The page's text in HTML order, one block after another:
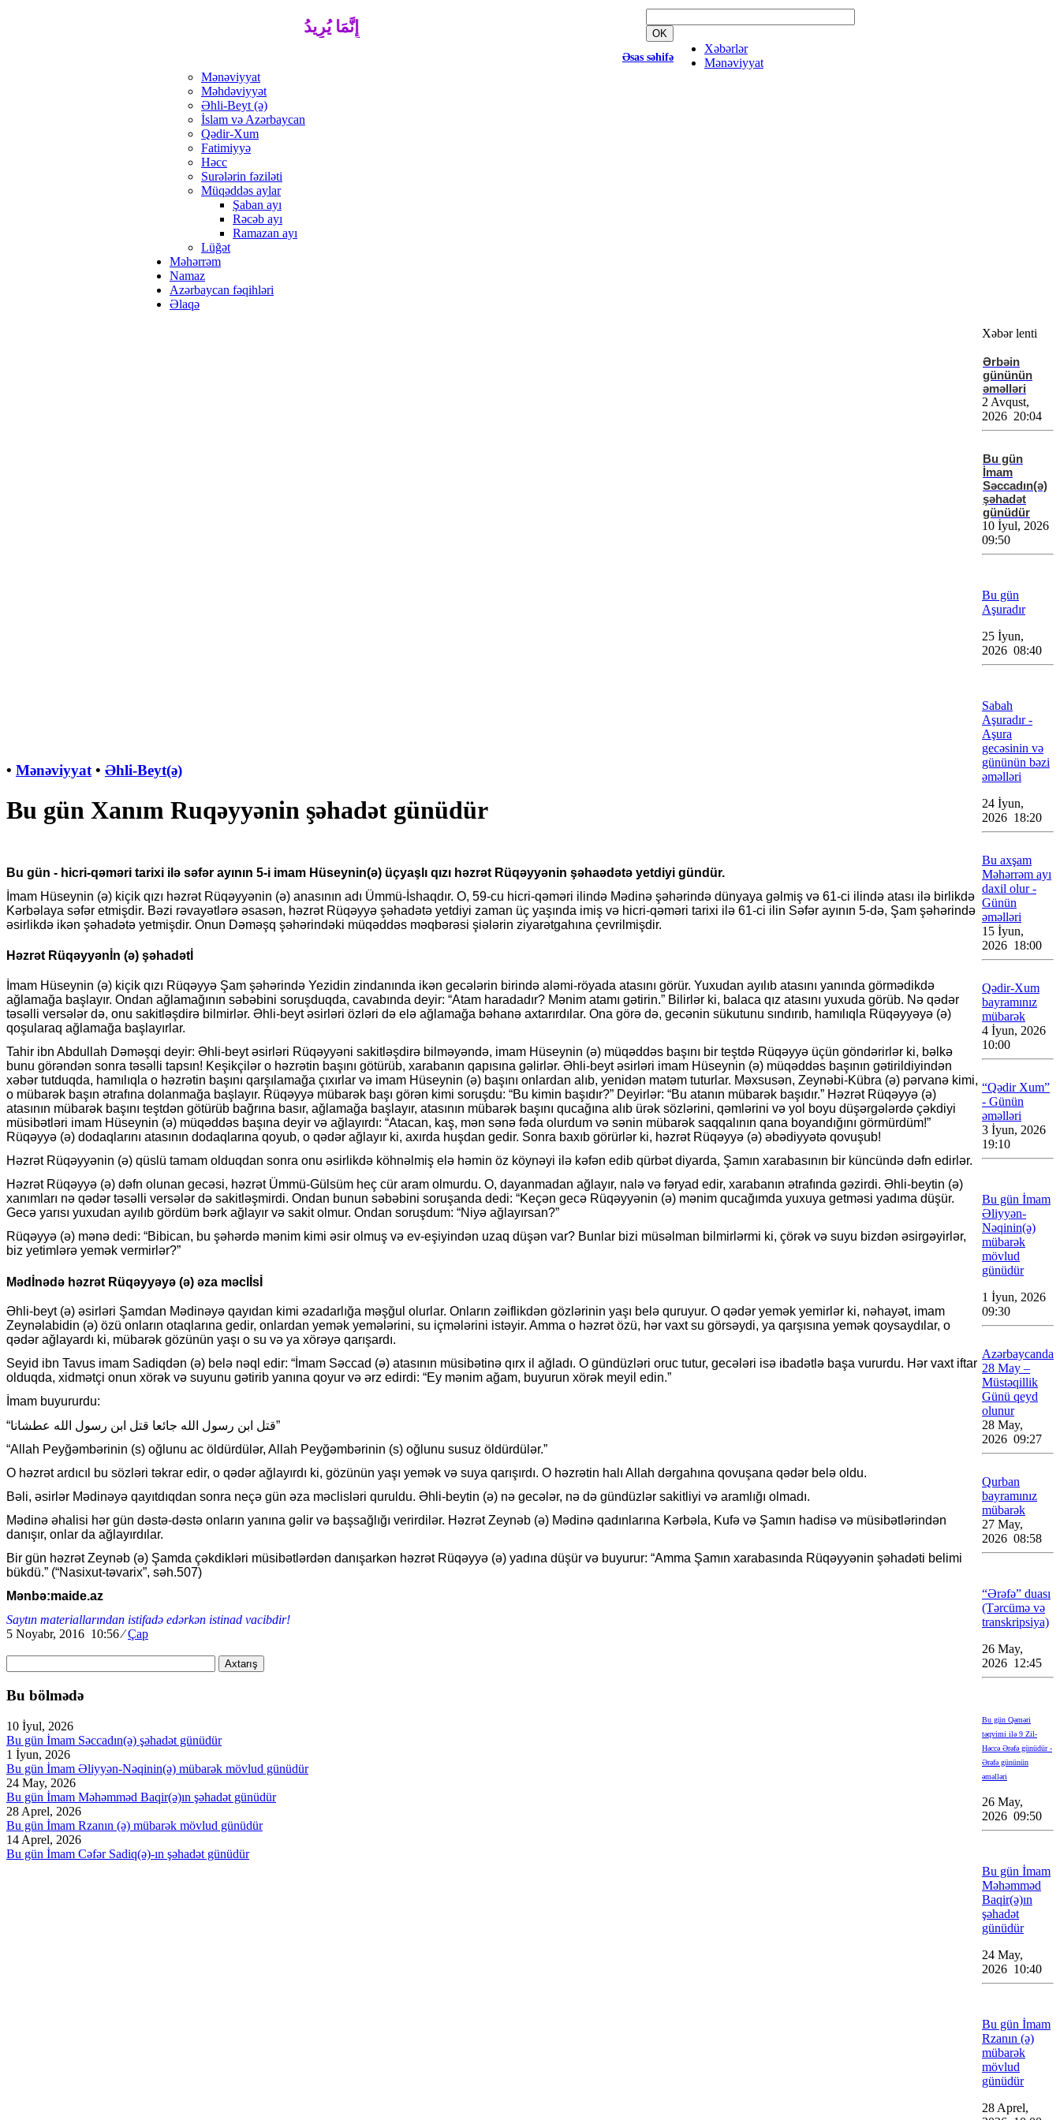
إِنَّمَا يُرِيدُ اللَّهُ لِيُذْهِبَ عَنْكُمُ الرِّجْسَ أَهْلَ الْبَيْتِ وَيُطَهِّرَكُمْ
OK
Əsas səhifə
Xəbərlər
Mənəviyyat
Mənəviyyat
Məhdəviyyət
Əhli-Beyt (ə)
İslam və Azərbaycan
Qədir-Xum
Fatimiyyə
Həcc
Surələrin fəziləti
Müqəddəs aylar
Şaban ayı
Rəcəb ayı
Ramazan ayı
Lüğət
Məhərrəm
Namaz
Azərbaycan fəqihləri
Əlaqə
• Mənəviyyat • Əhli-Beyt(ə)
Bu gün Xanım Ruqəyyənin şəhadət günüdür
Bu gün - hicri-qəməri tarixi ilə səfər ayının 5-i imam Hüseynin(ə) üçyaşlı qızı həzrət Rüqəyyənin şəhaədətə yetdiyi gündür.
İmam Hüseynin (ə) kiçik qızı həzrət Rüqəyyənin (ə) anasının adı Ümmü-İshaqdır. O, 59-cu hicri-qəməri ilində Mədinə şəhərində dünyaya gəlmiş və 61-ci ilində atası ilə birlikdə
Kərbəlaya səfər etmişdir. Bəzi rəvayətlərə əsasən, həzrət Rüqəyyə şəhadətə yetdiyi zaman üç yaşında imiş və hicri-qəməri tarixi ilə 61-ci ilin Səfər ayının 5-də, Şam şəhərində
əsirlikdə ikən şəhadətə yetmişdir. Onun Dəməşq şəhərindəki müqəddəs məqbərəsi şiələrin ziyarətgahına çevrilmişdir.
Həzrət Rüqəyyənİn (ə) şəhadətİ
İmam Hüseynin (ə) kiçik qızı Rüqəyyə Şam şəhərində Yezidin zindanında ikən gecələrin birində aləmi-röyada atasını görür. Yuxudan ayılıb atasını yanında görmədikdə
ağlamağa başlayır. Ondan ağlamağının səbəbini soruşduqda, cavabında deyir: “Atam haradadır? Mənim atamı gətirin.” Bilirlər ki, balaca qız atasını yuxuda görüb. Nə qədər
təsəlli versələr də, onu sakitləşdirə bilmirlər. Əhli-beyt əsirləri özləri də elə ağlamağa bəhanə axtarırdılar. Ona görə də, gecənin sükutunu sındırıb, hamılıqla Rüqəyyəyə (ə)
qoşularaq ağlamağa başlayırlar.
Tahir ibn Abdullah Dəməşqi deyir: Əhli-beyt əsirləri Rüqəyyəni sakitləşdirə bilməyəndə, imam Hüseynin (ə) müqəddəs başını bir teştdə Rüqəyyə üçün göndərirlər ki, bəlkə
bunu görəndən sonra təsəlli tapsın! Keşikçilər o həzrətin başını götürüb, xarabanın qapısına gəlirlər. Əhli-beyt əsirləri imam Hüseynin (ə) müqəddəs başının gətirildiyindən
xəbər tutduqda, hamılıqla o həzrətin başını qarşılamağa çıxırlar və imam Hüseynin (ə) başını onlardan alıb, yenidən matəm tuturlar. Məxsusən, Zeynəbi-Kübra (ə) pərvanə kimi,
o mübarək başın ətrafına dolanmağa başlayır. Rüqəyyə mübarək başı görən kimi soruşdu: “Bu kimin başıdır?” Deyirlər: “Bu atanın mübarək başıdır.” Həzrət Rüqəyyə (ə)
atasının mübarək başını teştdən götürüb bağrına basır, ağlamağa başlayır, atasının mübarək başını qucağına alıb ürək sözlərini, qəmlərini və yol boyu düşərgələrdə çəkdiyi
müsibətləri imam Hüseynin (ə) müqəddəs başına deyir və ağlayırdı: “Atacan, kaş, mən sənə fəda olurdum və sənin mübarək saqqalının qana boyandığını görmürdüm!”
Rüqəyyə (ə) dodaqlarını atasının dodaqlarına qoyub, o qədər ağlayır ki, axırda huşdan gedir. Sonra baxıb görürlər ki, həzrət Rüqəyyə (ə) əbədiyyətə qovuşub!
Həzrət Rüqəyyənin (ə) qüslü tamam olduqdan sonra onu əsirlikdə köhnəlmiş elə həmin öz köynəyi ilə kəfən edib qürbət diyarda, Şamın xarabasının bir küncündə dəfn edirlər.
Həzrət Rüqəyyə (ə) dəfn olunan gecəsi, həzrət Ümmü-Gülsüm heç cür aram olmurdu. O, dayanmadan ağlayır, nalə və fəryad edir, xarabanın ətrafında gəzirdi. Əhli-beytin (ə)
xanımları nə qədər təsəlli versələr də sakitləşmirdi. Ondan bunun səbəbini soruşanda dedi: “Keçən gecə Rüqəyyənin (ə) mənim qucağımda yuxuya getməsi yadıma düşür.
Gecə yarısı yuxudan ayılıb gördüm bərk ağlayır və sakit olmur. Ondan soruşdum: “Niyə ağlayırsan?”
Rüqəyyə (ə) mənə dedi: “Bibican, bu şəhərdə mənim kimi əsir olmuş və ev-eşiyindən uzaq düşən var? Bunlar bizi müsəlman bilmirlərmi ki, çörək və suyu bizdən əsirgəyirlər,
biz yetimlərə yemək vermirlər?”
Mədİnədə həzrət Rüqəyyəyə (ə) əza məclİsİ
Əhli-beyt (ə) əsirləri Şamdan Mədinəyə qayıdan kimi əzadarlığa məşğul olurlar. Onların zəiflikdən gözlərinin yaşı belə quruyur. O qədər yemək yemirlər ki, nəhayət, imam
Zeynəlabidin (ə) özü onların otaqlarına gedir, onlardan yemək yemələrini, su içmələrini istəyir. Amma o həzrət özü, hər vaxt su görsəydi, ya qarşısına yemək qoysaydılar, o
qədər ağlayardı ki, mübarək gözünün yaşı o su və ya xörəyə qarışardı.
Seyid ibn Tavus imam Sadiqdən (ə) belə nəql edir: “İmam Səccad (ə) atasının müsibətinə qırx il ağladı. O gündüzləri oruc tutur, gecələri isə ibadətlə başa vururdu. Hər vaxt iftar
olduqda, xidmətçi onun xörək və suyunu gətirib yanına qoyur və ərz edirdi: “Ey mənim ağam, buyurun xörək meyil edin.”
İmam buyururdu:
“قتل ابن رسول الله جائعا قتل ابن رسول الله عطشانا”
“Allah Peyğəmbərinin (s) oğlunu ac öldürdülər, Allah Peyğəmbərinin (s) oğlunu susuz öldürdülər.”
O həzrət ardıcıl bu sözləri təkrar edir, o qədər ağlayırdı ki, gözünün yaşı yemək və suya qarışırdı. O həzrətin halı Allah dərgahına qovuşana qədər belə oldu.
Bəli, əsirlər Mədinəyə qayıtdıqdan sonra neçə gün əza məclisləri quruldu. Əhli-beytin (ə) nə gecələr, nə də gündüzlər sakitliyi və aramlığı olmadı.
Mədinə əhalisi hər gün dəstə-dəstə onların yanına gəlir və başsağlığı verirdilər. Həzrət Zeynəb (ə) Mədinə qadınlarına Kərbəla, Kufə və Şamın hadisə və müsibətlərindən
danışır, onlar da ağlayırdılar.
Bir gün həzrət Zeynəb (ə) Şamda çəkdikləri müsibətlərdən danışarkən həzrət Rüqəyyə (ə) yadına düşür və buyurur: “Amma Şamın xarabasında Rüqəyyənin şəhadəti belimi
bükdü.” (“Nasixut-təvarix”, səh.507)
Mənbə:maide.az
Saytın materiallarından istifadə edərkən istinad vacibdir!
5 Noyabr, 2016 10:56⁄ Çap
Axtarış
Bu bölmədə
10 İyul, 2026
Bu gün İmam Səccadın(ə) şəhadət günüdür
1 İyun, 2026
Bu gün İmam Əliyyən-Nəqinin(ə) mübarək mövlud günüdür
24 May, 2026
Bu gün İmam Məhəmməd Baqir(ə)ın şəhadət günüdür
28 Aprel, 2026
Bu gün İmam Rzanın (ə) mübarək mövlud günüdür
14 Aprel, 2026
Bu gün İmam Cəfər Sadiq(ə)-ın şəhadət günüdür
Xəbər lenti
Ərbəin
gününün
əməlləri
2 Avqust,
2026 20:04
Bu gün
İmam
Səccadın(ə)
şəhadət
günüdür
10 İyul, 2026
09:50
Bu gün
Aşuradır
25 İyun,
2026 08:40
Sabah
Aşuradır -
Aşura
gecəsinin və
gününün bəzi
əməlləri
24 İyun,
2026 18:20
Bu axşam
Məhərrəm ayı
daxil olur -
Günün
əməlləri
15 İyun,
2026 18:00
Qədir-Xum
bayramınız
mübarək
4 İyun, 2026
10:00
“Qədir Xum”
- Günün
əməlləri
3 İyun, 2026
19:10
Bu gün İmam
Əliyyən-
Nəqinin(ə)
mübarək
mövlud
günüdür
1 İyun, 2026
09:30
Azərbaycanda
28 May –
Müstəqillik
Günü qeyd
olunur
28 May,
2026 09:27
Qurban
bayramınız
mübarək
27 May,
2026 08:58
“Ərəfə” duası
(Tərcümə və
transkripsiya)
26 May,
2026 12:45
Bu gün Qəməri
təqvimi ilə 9 Zil-
Həccə Ərəfə günüdür -
Ərəfə gününün
əməlləri
26 May,
2026 09:50
Bu gün İmam
Məhəmməd
Baqir(ə)ın
şəhadət
günüdür
24 May,
2026 10:40
Bu gün İmam
Rzanın (ə)
mübarək
mövlud
günüdür
28 Aprel,